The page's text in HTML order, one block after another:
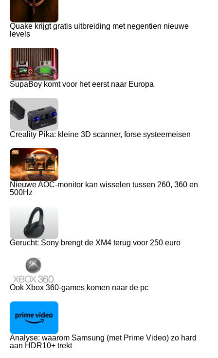
Quake krijgt gratis uitbreiding met negentien nieuwe
levels
SupaBoy komt voor het eerst naar Europa
Creality Pika: kleine 3D scanner, forse systeemeisen
Nieuwe AOC-monitor kan wisselen tussen 260, 360 en
500Hz
Gerucht: Sony brengt de XM4 terug voor 250 euro
Ook Xbox 360-games komen naar de pc
Analyse: waarom Samsung (met Prime Video) zo hard
aan HDR10+ trekt